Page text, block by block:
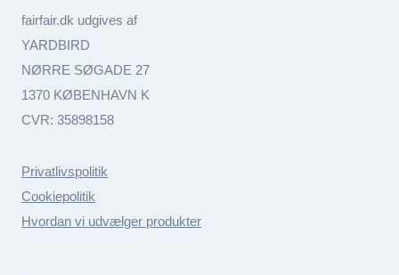
fairfair.dk udgives af
YARDBIRD
NØRRE SØGADE 27
1370 KØBENHAVN K
CVR: 35898158
Privatlivspolitik
Cookiepolitik
Hvordan vi udvælger produkter